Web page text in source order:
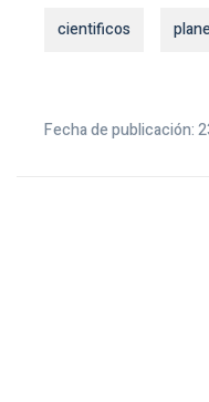
cientificos
Fecha de publicación: